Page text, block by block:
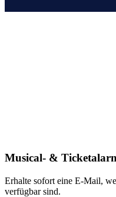
Musical- &
Erhalte sofort eine E-Mail,
verfügbar sind.